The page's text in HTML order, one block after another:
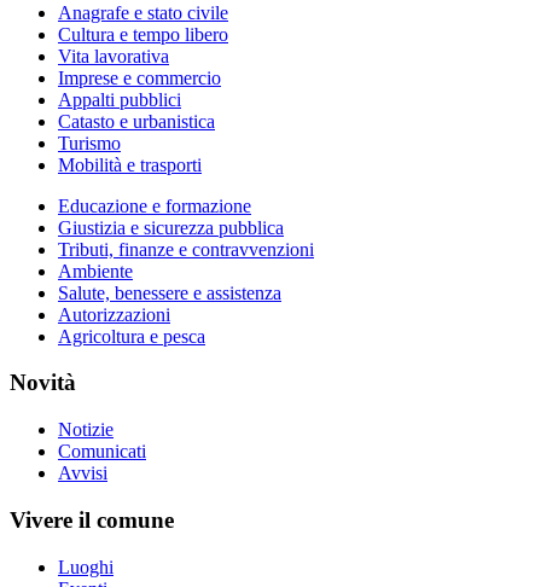
Anagrafe e stato civile
Cultura e tempo libero
Vita lavorativa
Imprese e commercio
Appalti pubblici
Catasto e urbanistica
Turismo
Mobilità e trasporti
Educazione e formazione
Giustizia e sicurezza pubblica
Tributi, finanze e contravvenzioni
Ambiente
Salute, benessere e assistenza
Autorizzazioni
Agricoltura e pesca
Novità
Notizie
Comunicati
Avvisi
Vivere il comune
Luoghi